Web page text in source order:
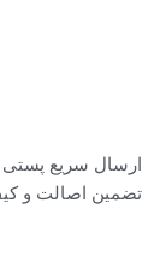
ارسال سریع پستی
تضمین اصالت و